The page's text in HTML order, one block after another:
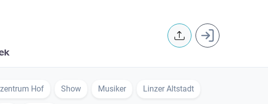
User
Hof Show Musiker Linzer Altstadt